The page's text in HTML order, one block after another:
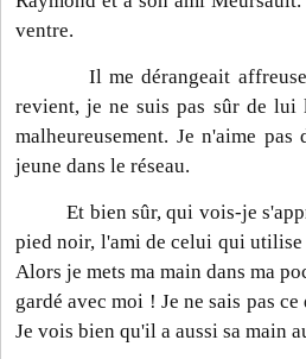
ventre.
Il me dérangeait
revient, je ne suis pas sûr de lui
malheureusement. Je n'aime
jeune dans le réseau.
Et bien sûr, qui vois-je
pied noir, l'ami de celui qui
Alors je mets ma main dans ma
gardé avec moi ! Je ne sais pas
Je vois bien qu'il a aussi sa main